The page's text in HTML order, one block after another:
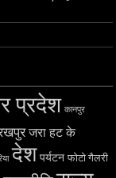
प्रदेश कानपुर
जरा हट के
देश पर्यटन फोटो गैलरी